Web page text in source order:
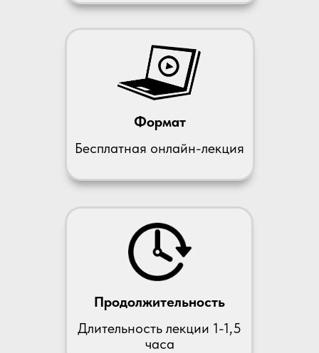
Продолжительность
Бесплатная онлайн-лекция
Длительность лекции 1-1,5
часа
Формат